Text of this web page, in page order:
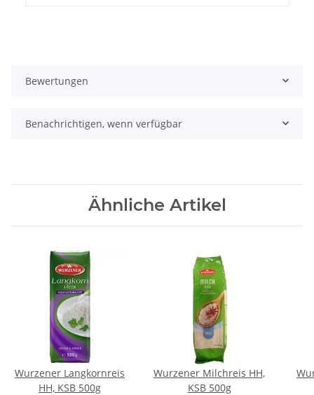
Bewertungen
Benachrichtigen, wenn verfügbar
Ähnliche Artikel
Wurzener Langkornreis
HH, KSB 500g
Wurzener Milchreis HH,
KSB 500g